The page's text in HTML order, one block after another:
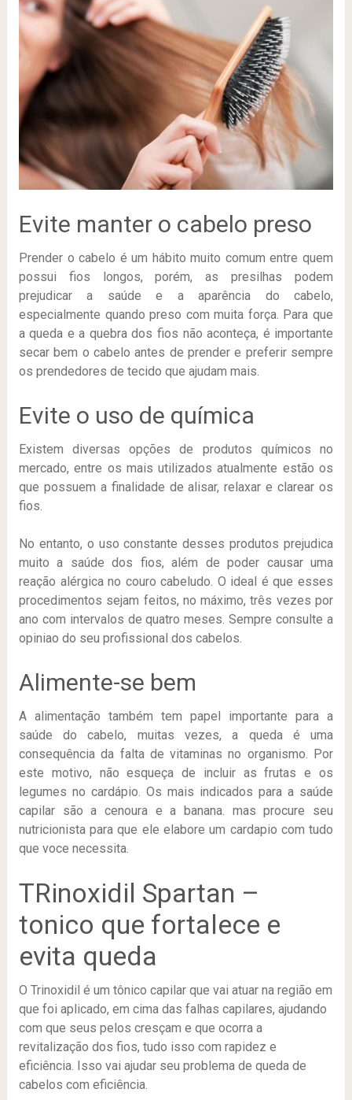
Evite manter o cabelo preso
Prender o cabelo é um hábito muito comum entre quem
possui fios longos, porém, as presilhas podem
prejudicar a saúde e a aparência do cabelo,
especialmente quando preso com muita força. Para que
a queda e a quebra dos fios não aconteça, é importante
secar bem o cabelo antes de prender e preferir sempre
os prendedores de tecido que ajudam mais.
Evite o uso de química
Existem diversas opções de produtos químicos no
mercado, entre os mais utilizados atualmente estão os
que possuem a finalidade de alisar, relaxar e clarear os
fios.
No entanto, o uso constante desses produtos prejudica
muito a saúde dos fios, além de poder causar uma
reação alérgica no couro cabeludo. O ideal é que esses
procedimentos sejam feitos, no máximo, três vezes por
ano com intervalos de quatro meses. Sempre consulte a
opiniao do seu profissional dos cabelos.
Alimente-se bem
A alimentação também tem papel importante para a
saúde do cabelo, muitas vezes, a queda é uma
consequência da falta de vitaminas no organismo. Por
este motivo, não esqueça de incluir as frutas e os
legumes no cardápio. Os mais indicados para a saúde
capilar são a cenoura e a banana. mas procure seu
nutricionista para que ele elabore um cardapio com tudo
que voce necessita.
TRinoxidil Spartan –
tonico que fortalece e
evita queda
O Trinoxidil é um tônico capilar que vai atuar na região em
que foi aplicado, em cima das falhas capilares, ajudando
com que seus pelos cresçam e que ocorra a
revitalização dos fios, tudo isso com rapidez e
eficiência. Isso vai ajudar seu problema de queda de
cabelos com eficiência.